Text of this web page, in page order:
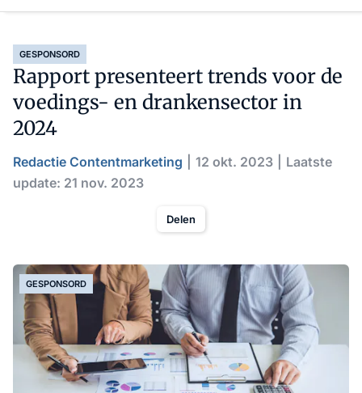
GESPONSORD
Rapport presenteert trends voor de
voedings- en drankensector in
2024
Redactie Contentmarketing 12 okt. 2023
Laatste
update: 21 nov. 2023
Delen
GESPONSORD